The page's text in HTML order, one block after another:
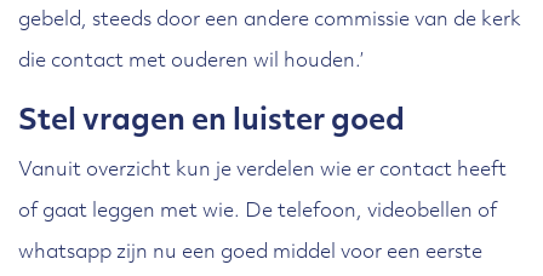
gebeld, steeds door een andere commissie van de kerk
die contact met ouderen wil houden.’
Stel vragen en luister goed
Vanuit overzicht kun je verdelen wie er contact heeft
of gaat leggen met wie. De telefoon, videobellen of
whatsapp zijn nu een goed middel voor een eerste